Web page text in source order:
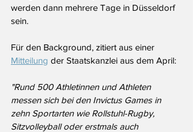
werden dann mehrere Tage in Düsseldorf
sein.
Für den Background, zitiert aus einer
Mitteilung der Staatskanzlei aus dem April:
"Rund 500 Athletinnen und Athleten
messen sich bei den Invictus Games in
zehn Sportarten wie Rollstuhl-Rugby,
Sitzvolleyball oder erstmals auch